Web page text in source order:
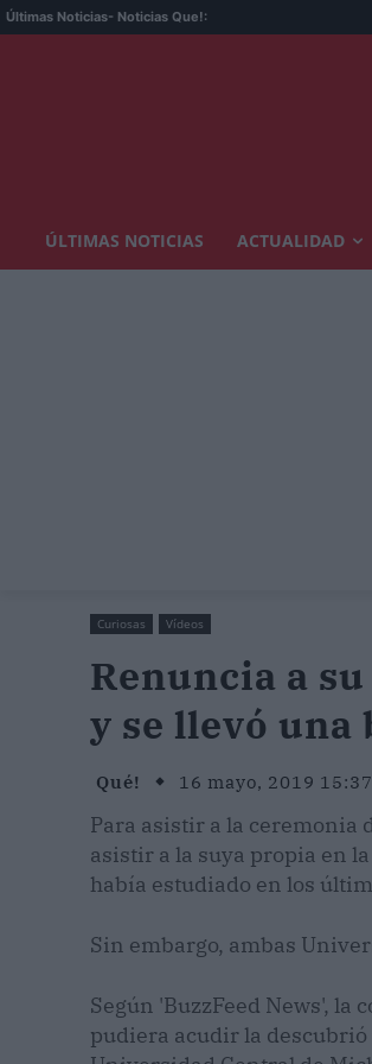
Últimas Noticias- Noticias Que!:
ÚLTIMAS NOTICIAS ACTUALIDAD
Curiosas Vídeos
Renuncia a
y se llevó
Qué! 16 mayo, 2019 15:37
Para asistir a la ceremonia
asistir a la suya propia en
había estudiado en los
Sin embargo, ambas
Según 'BuzzFeed News',
pudiera acudir la descubrió